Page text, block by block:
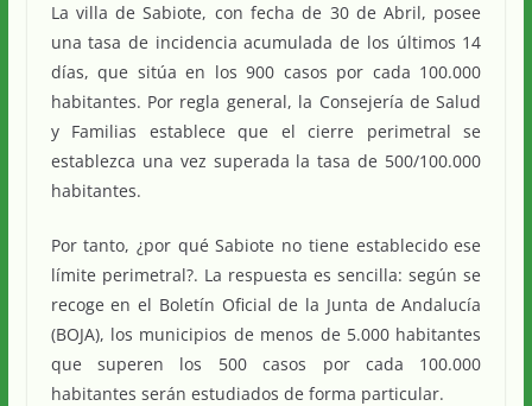
La villa de Sabiote, con fecha de 30 de Abril, posee
una tasa de incidencia acumulada de los últimos 14
días, que sitúa en los 900 casos por cada 100.000
habitantes. Por regla general, la Consejería de Salud
y Familias establece que el cierre perimetral se
establezca una vez superada la tasa de 500/100.000
habitantes.
Por tanto, ¿por qué Sabiote no tiene establecido ese
límite perimetral?. La respuesta es sencilla: según se
recoge en el Boletín Oficial de la Junta de Andalucía
(BOJA), los municipios de menos de 5.000 habitantes
que superen los 500 casos por cada 100.000
habitantes serán estudiados de forma particular.